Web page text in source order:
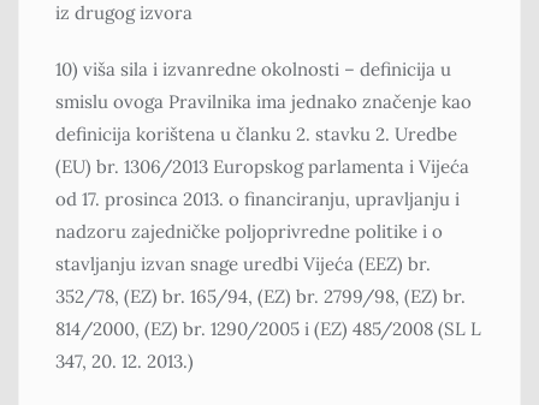
iz drugog izvora
10) viša sila i izvanredne okolnosti – definicija u
smislu ovoga Pravilnika ima jednako značenje kao
definicija korištena u članku 2. stavku 2. Uredbe
(EU) br. 1306/2013 Europskog parlamenta i Vijeća
od 17. prosinca 2013. o financiranju, upravljanju i
nadzoru zajedničke poljoprivredne politike i o
stavljanju izvan snage uredbi Vijeća (EEZ) br.
352/78, (EZ) br. 165/94, (EZ) br. 2799/98, (EZ) br.
814/2000, (EZ) br. 1290/2005 i (EZ) 485/2008 (SL L
347, 20. 12. 2013.)